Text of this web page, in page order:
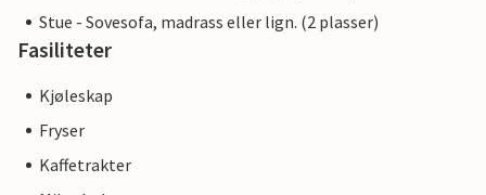
Stue - Sovesofa, madrass eller lign. (2 plasser)
Fasiliteter
Kjøleskap
Fryser
Kaffetrakter